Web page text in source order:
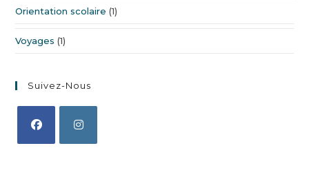
Orientation scolaire (1)
Voyages (1)
Suivez-Nous